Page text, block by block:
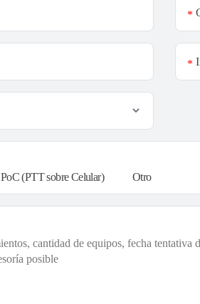
*
*
PoC (PTT sobre Celular) Otro